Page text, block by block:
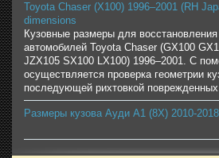
Toyota Chaser (X100) 1996–2001 (RH
dimensions
Кузовные размеры для восстановления
автомобилей Toyota Chaser (GX100
JZX105 SX100 LX100) 1996–2001. С
осуществляется проверка геометрии
последующей рихтовкой поврежденных
Размеры кузова Ауди A1 (8X) 2010-